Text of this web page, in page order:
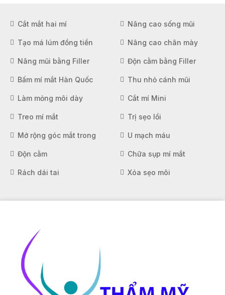
Cắt mắt hai mí Nâng cao sống mũi
Tạo má lúm đồng tiền Nâng cao chân mày
Nâng mũi bằng Filler Độn cằm bằng Filler
Bấm mí mắt Hàn Quốc Thu nhỏ cánh mũi
Làm mỏng môi dày Cắt mí Mini
Treo mí mắt Trị sẹo lồi
Mở rộng góc mắt trong U mạch máu
Độn cằm Chữa sụp mí mắt
Rách dái tai Xóa sẹo môi